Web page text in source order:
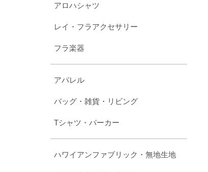
アロハシャツ
レイ・フラアクセサリー
フラ楽器
アパレル
バッグ・雑貨・リビング
Tシャツ・パーカー
ハワイアンファブリック・無地生地